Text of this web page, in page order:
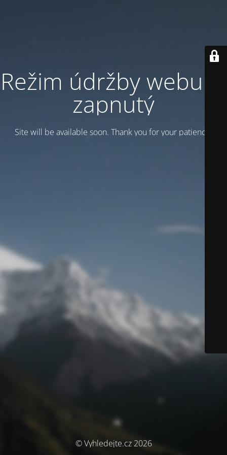
Režim údržby webu je
zapnutý
Site will be available soon. Thank you for your patience!
© Vyhledejte.cz 2026